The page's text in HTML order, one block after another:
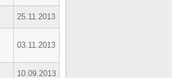
25.11.2013
03.11.2013
10.09.2013